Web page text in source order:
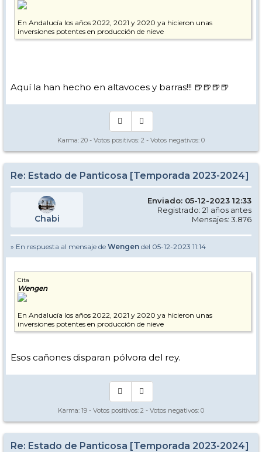
En Andalucía los años 2022, 2021 y 2020 ya hicieron unas
inversiones potentes en producción de nieve
Aquí la han hecho en altavoces y barras!!! 🍺🍺🍺🍺
Karma: 20 - Votos positivos: 2 - Votos negativos: 0
Re: Estado de Panticosa [Temporada 2023-2024]
Chabi
Enviado: 05-12-2023 12:33
Registrado: 21 años antes
Mensajes: 3.876
» En respuesta al mensaje de Wengen del 05-12-2023 11:14
Cita
Wengen
En Andalucía los años 2022, 2021 y 2020 ya hicieron unas
inversiones potentes en producción de nieve
Esos cañones disparan pólvora del rey.
Karma: 19 - Votos positivos: 2 - Votos negativos: 0
Re: Estado de Panticosa [Temporada 2023-2024]